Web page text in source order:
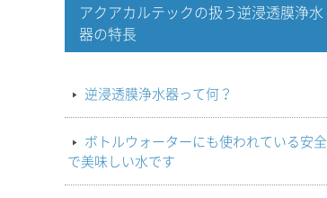
アクアカルテックの扱う逆浸透膜浄水
器の特長
逆浸透膜浄水器って何？
ボトルウォーターにも使われている安全
で美味しい水です